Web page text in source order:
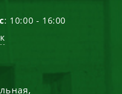
: 10:00 - 16:00